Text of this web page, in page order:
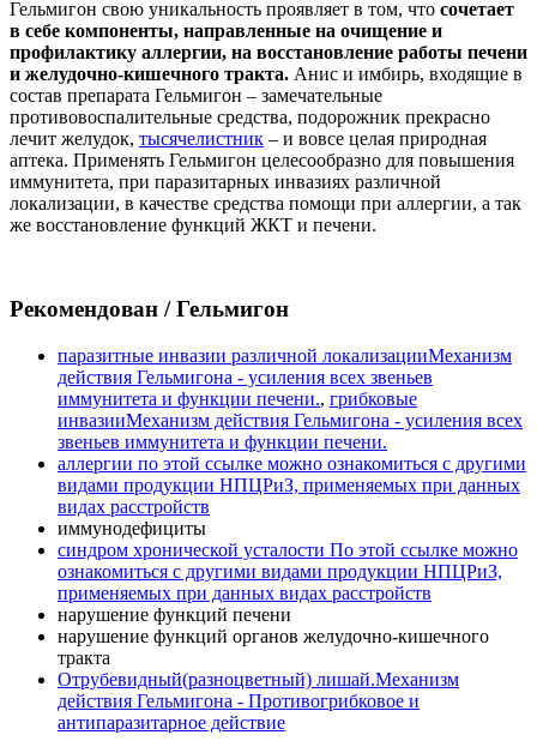
Гельмигон свою уникальность проявляет в том, что сочетает
в себе компоненты, направленные на очищение и
профилактику аллергии, на восстановление работы печени
и желудочно-кишечного тракта. Анис и имбирь, входящие в
состав препарата Гельмигон – замечательные
противовоспалительные средства, подорожник прекрасно
лечит желудок, тысячелистник – и вовсе целая природная
аптека. Применять Гельмигон целесообразно для повышения
иммунитета, при паразитарных инвазиях различной
локализации, в качестве средства помощи при аллергии, а так
же восстановление функций ЖКТ и печени.
Рекомендован / Гельмигон
паразитные инвазии различной локализацииМеханизм
действия Гельмигона - усиления всех звеньев
иммунитета и функции печени., грибковые
инвазииМеханизм действия Гельмигона - усиления всех
звеньев иммунитета и функции печени.
аллергии по этой ссылке можно ознакомиться с другими
видами продукции НПЦРиЗ, применяемых при данных
видах расстройств
иммунодефициты
синдром хронической усталости По этой ссылке можно
ознакомиться с другими видами продукции НПЦРиЗ,
применяемых при данных видах расстройств
нарушение функций печени
нарушение функций органов желудочно-кишечного
тракта
Отрубевидный(разноцветный) лишай.Механизм
действия Гельмигона - Противогрибковое и
антипаразитарное действие